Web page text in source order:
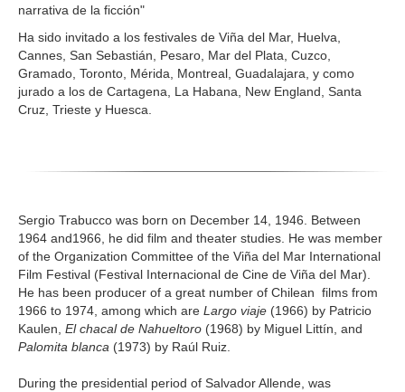
narrativa de la ficción"
Ha sido invitado a los festivales de Viña del Mar, Huelva,
Cannes, San Sebastián, Pesaro, Mar del Plata, Cuzco,
Gramado, Toronto, Mérida, Montreal, Guadalajara, y como
jurado a los de Cartagena, La Habana, New England, Santa
Cruz, Trieste y Huesca.
Sergio Trabucco was born on December 14, 1946. Between
1964 and1966, he did film and theater studies. He was member
of the Organization Committee of the Viña del Mar International
Film Festival (Festival Internacional de Cine de Viña del Mar).
He has been producer of a great number of Chilean films from
1966 to 1974, among which are Largo viaje (1966) by Patricio
Kaulen, El chacal de Nahueltoro (1968) by Miguel Littín, and
Palomita blanca (1973) by Raúl Ruiz.
During the presidential period of Salvador Allende, was